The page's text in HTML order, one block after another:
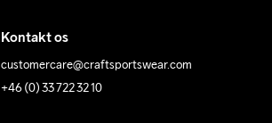
Kontakt os
customercare@craftsportswear.com
+46 (0) 33 722 32 10